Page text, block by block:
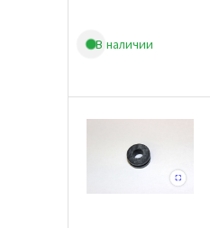
В наличии